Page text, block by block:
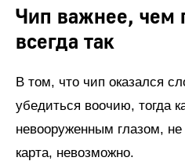
Чип важнее, чем
всегда так
В том, что чип оказался
убедиться воочию, тогда
невооруженным глазом,
карта, невозможно.